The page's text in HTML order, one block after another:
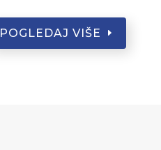
POGLEDAJ VIŠE